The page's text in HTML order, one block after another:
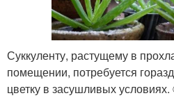
Суккуленту, растущему в
помещении, потребуется
цветку в засушливых